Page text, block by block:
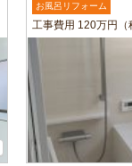
お風呂リフォーム
工事費用 120万円（